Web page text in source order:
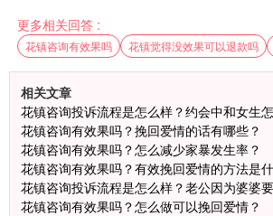
更多相关回答 :
花镇咨询有效果吗 花镇觉得没效果可以退款吗
相关文章
花镇咨询投诉流程是怎么样？约会中和女生
花镇咨询有效果吗？挽回爱情的话有哪些？
花镇咨询有效果吗？怎么减少家暴发生率？
花镇咨询有效果吗？有效挽回爱情的方法是
花镇咨询投诉流程是怎么样？老公因为婆婆
花镇咨询有效果吗？怎么做可以挽回爱情？